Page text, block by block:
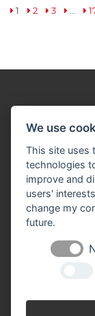
1 2 3 …
Impressum
We use
This site uses
technologies
improve and
users'
change my
future.